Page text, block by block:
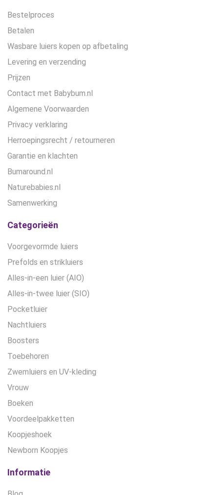
Bestelproces
Betalen
Wasbare luiers kopen op afbetaling
Levering en verzending
Prijzen
Contact met Babybum.nl
Algemene Voorwaarden
Privacy verklaring
Herroepingsrecht / retourneren
Garantie en klachten
Bumaround.nl
Naturebabies.nl
Samenwerking
Categorieën
Voorgevormde luiers
Prefolds en strikluiers
Alles-in-een luier (AIO)
Alles-in-twee luier (SIO)
Pocketluier
Nachtluiers
Boosters
Toebehoren
Zwemluiers en UV-kleding
Vrouw
Boeken
Voordeelpakketten
Koopjeshoek
Newborn Koopjes
Informatie